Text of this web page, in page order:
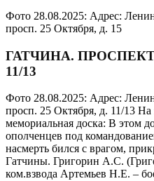
Фото 28.08.2025: Адрес:
просп. 25 Октября, д. 15
ГАТЧИНА.
11/13
Фото 28.08.2025: Адрес:
просп. 25 Октября, д. 11/13
мемориальная доска: В этом
ополченцев под
насмерть бился с врагом,
Гатчины. Григорин А.С.
ком.взвода Артемьев Н.Е. –